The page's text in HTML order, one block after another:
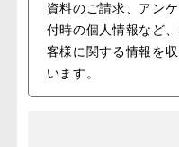
資料のご請求、アン
付時の個人情報など
客様に関する情報を
います。
2.お客様情報の管理
もって管理させてい